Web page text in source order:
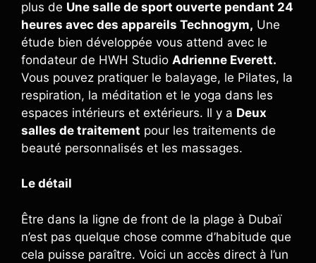
plus de Une salle de sport ouverte pendant 24
heures avec des appareils Technogym, Une
étude bien développée vous attend avec le
fondateur de HWH Studio Adrienne Everett.
Vous pouvez pratiquer le balayage, le Pilates, la
respiration, la méditation et le yoga dans les
espaces intérieurs et extérieurs. Il y a Deux
salles de traitement pour les traitements de
beauté personnalisés et les massages.
Le détail
Être dans la ligne de front de la plage à Dubaï
n’est pas quelque chose comme d’habitude que
cela puisse paraître. Voici un accès direct à l’un